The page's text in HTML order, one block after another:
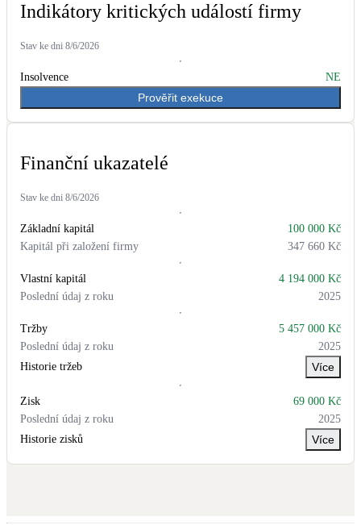
Indikátory kritických událostí firmy
Stav ke dni 8/6/2026
Insolvence NE
Prověřit exekuce
Finanční ukazatelé
Stav ke dni 8/6/2026
Základní kapitál
100 000 Kč
Kapitál při založení firmy
347 660 Kč
Vlastní kapitál
4 194 000 Kč
Poslední údaj z roku
2025
Tržby
5 457 000 Kč
Poslední údaj z roku
2025
Historie tržeb
Více
Zisk
69 000 Kč
Poslední údaj z roku
2025
Historie zisků
Více